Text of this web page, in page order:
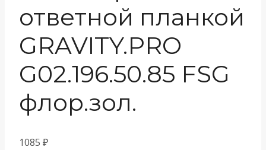
ответной планкой
GRAVITY.PRO
G02.196.50.85 FSG
флор.зол.
1085 ₽